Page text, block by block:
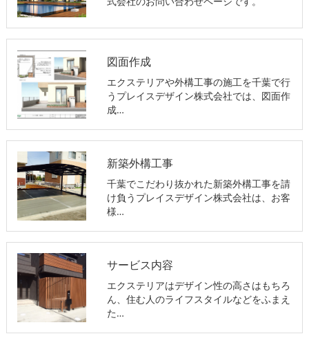
図面作成
エクステリアや外構工事の施工を千葉で行
うプレイスデザイン株式会社では、図面作
成…
新築外構工事
千葉でこだわり抜かれた新築外構工事を請
け負うプレイスデザイン株式会社は、お客
様…
サービス内容
エクステリアはデザイン性の高さはもちろ
ん、住む人のライフスタイルなどをふまえ
た…